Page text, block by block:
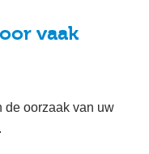
vaak
de oorzaak van uw